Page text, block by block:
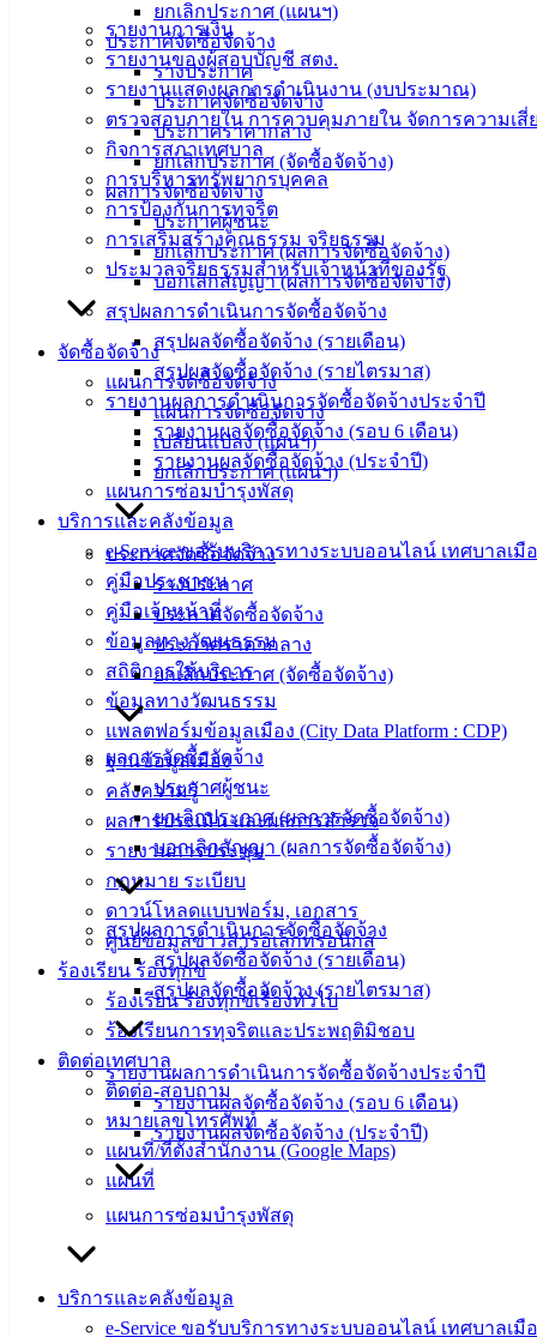
ยกเลิกประกาศ (แผนฯ)
ประกาศจัดซื้อจัดจ้าง
ร่างประกาศ
ประกาศจัดซื้อจัดจ้าง
ประกาศราคากลาง
ยกเลิกประกาศ (จัดซื้อจัดจ้าง)
ผลการจัดซื้อจัดจ้าง
ประกาศผู้ชนะ
ยกเลิกประกาศ (ผลการจัดซื้อจัดจ้าง)
บอกเลิกสัญญา (ผลการจัดซื้อจัดจ้าง)
สรุปผลการดำเนินการจัดซื้อจัดจ้าง
สรุปผลจัดซื้อจัดจ้าง (รายเดือน)
สรุปผลจัดซื้อจัดจ้าง (รายไตรมาส)
รายงานผลการดำเนินการจัดซื้อจัดจ้างประจำปี
รายงานผลจัดซื้อจัดจ้าง (รอบ 6 เดือน)
รายงานผลจัดซื้อจัดจ้าง (ประจำปี)
แผนการซ่อมบำรุงพัสดุ
บริการและคลังข้อมูล
e-Service ขอรับบริการทางระบบออนไลน์ เทศบาลเมื
คู่มือประชาชน
คู่มือเจ้าหน้าที่
ข้อมูลทางวัฒนธรรม
สถิติการให้บริการ
ข้อมูลทางวัฒนธรรม
แพลตฟอร์มข้อมูลเมือง (City Data Platform : CDP)
ฐานข้อมูลเมือง
คลังความรู้
ผลการประเมิน และผลการสำรวจ
รายงานการประชุม
กฎหมาย ระเบียบ
ดาวน์โหลดแบบฟอร์ม, เอกสาร
ศูนย์ข้อมูลข่าวสารอิเล็กทรอนิกส์
ร้องเรียน ร้องทุกข์
ร้องเรียน ร้องทุกข์เรื่องทั่วไป
ร้องเรียนการทุจริตและประพฤติมิชอบ
ติดต่อเทศบาล
ติดต่อ-สอบถาม
หมายเลขโทรศัพท์
แผนที่/ที่ตั้งสำนักงาน (Google Maps)
แผนที่
รายงานการเงิน
รายงานของผู้สอบบัญชี สตง.
รายงานแสดงผลการดำเนินงาน (งบประมาณ)
ตรวจสอบภายใน การควบคุมภายใน จัดการความเสี่
กิจการสภาเทศบาล
การบริหารทรัพยากรบุคคล
การป้องกันการทุจริต
การเสริมสร้างคุณธรรม จริยธรรม
ประมวลจริยธรรมสำหรับเจ้าหน้าที่ของรัฐ
จัดซื้อจัดจ้าง
แผนการจัดซื้อจัดจ้าง
แผนการจัดซื้อจัดจ้าง
เปลี่ยนแปลง (แผนฯ)
ยกเลิกประกาศ (แผนฯ)
ประกาศจัดซื้อจัดจ้าง
ร่างประกาศ
ประกาศจัดซื้อจัดจ้าง
ประกาศราคากลาง
ยกเลิกประกาศ (จัดซื้อจัดจ้าง)
ผลการจัดซื้อจัดจ้าง
ประกาศผู้ชนะ
ยกเลิกประกาศ (ผลการจัดซื้อจัดจ้าง)
บอกเลิกสัญญา (ผลการจัดซื้อจัดจ้าง)
สรุปผลการดำเนินการจัดซื้อจัดจ้าง
สรุปผลจัดซื้อจัดจ้าง (รายเดือน)
สรุปผลจัดซื้อจัดจ้าง (รายไตรมาส)
รายงานผลการดำเนินการจัดซื้อจัดจ้างประจำปี
รายงานผลจัดซื้อจัดจ้าง (รอบ 6 เดือน)
รายงานผลจัดซื้อจัดจ้าง (ประจำปี)
แผนการซ่อมบำรุงพัสดุ
บริการและคลังข้อมูล
e-Service ขอรับบริการทางระบบออนไลน์ เทศบาลเมื
เทศบาล
เมืองอ่าง
ที่ตั้ง :
สำนักงาน
เทศบาลเมือง
อ่างศิลา 90/338
ม.3 ต.เสม็ด
อ.เมือง จ.ชลบุรี
038-
142-100-104
ประชาชน